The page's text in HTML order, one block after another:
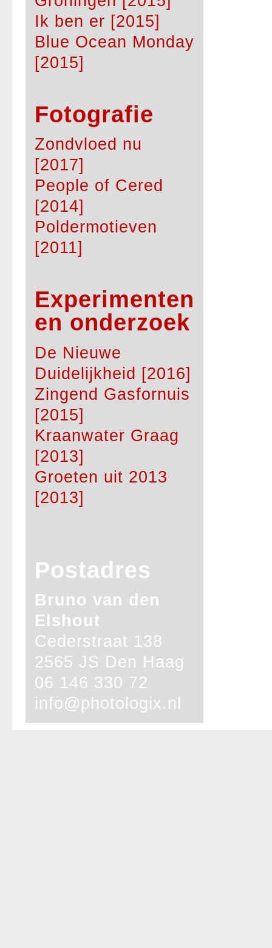
Ik ben er [2015]
Blue Ocean Monday
[2015]
Fotografie
Zondvloed nu
[2017]
People of Cered
[2014]
Poldermotieven
[2011]
Experimenten
en onderzoek
De Nieuwe
Duidelijkheid [2016]
Zingend Gasfornuis
[2015]
Kraanwater Graag
[2013]
Groeten uit 2013
[2013]
Postadres
Bruno van den
Elshout
Cederstraat 138
2565 JS Den Haag
06 146 330 72
info@photologix.nl